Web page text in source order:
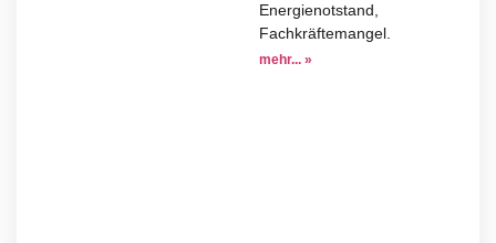
Energienotstand,
Fachkräftemangel.
mehr... »